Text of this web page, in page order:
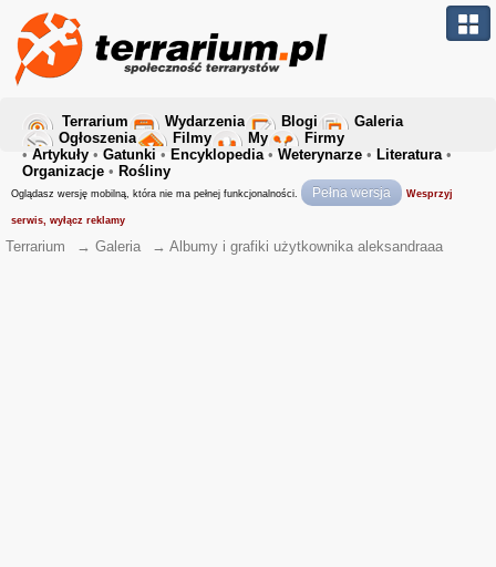
Terrarium Wydarzenia Blogi
Galeria
Ogłoszenia
Filmy My
Firmy
• Artykuły • Gatunki • Encyklopedia• Weterynarze • Literatura•
Organizacje • Rośliny
Oglądasz wersję mobilną, która nie ma pełnej funkcjonalności. Pełna wersja Wesprzyj
serwis, wyłącz reklamy
Terrarium → Galeria → Albumy i grafiki użytkownika aleksandraaa